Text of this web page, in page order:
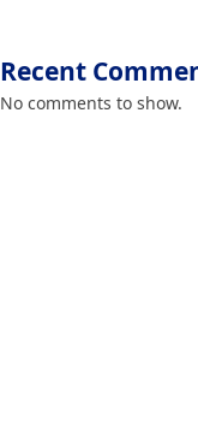
Recent
No comments to show.